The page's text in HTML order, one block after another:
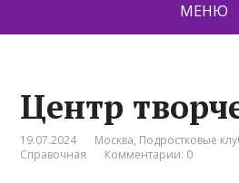
МЕНЮ
Центр
19.07.2024 Москва, Подростковые
Справочная
Комментарии: 0